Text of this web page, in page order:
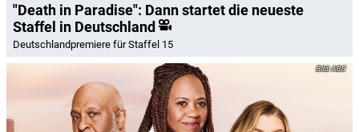
"Death in Paradise": Dann startet die neueste
Staffel in Deutschland
Deutschlandpremiere für Staffel 15
ABC